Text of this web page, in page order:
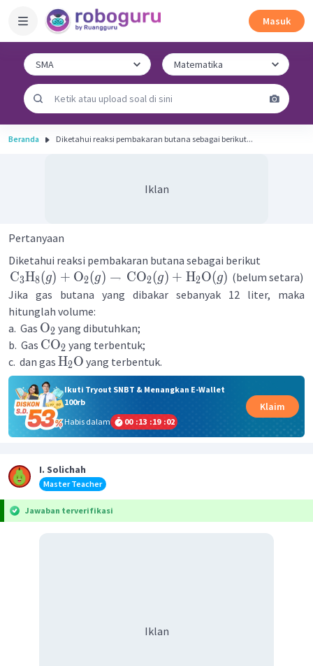
Masuk
Beranda Diketahui reaksi pembakaran butana sebagai berikut...
Iklan
Pertanyaan
Diketahui reaksi pembakaran butana sebagai berikut
C3H8(g) + O2(g) → CO2(g) + H2O(g) (belum setara)
Jika gas butana yang dibakar sebanyak 12 liter, maka
hitunglah volume:
a. Gas O2 yang dibutuhkan;
b. Gas CO2 yang terbentuk;
c. dan gas H2O yang terbentuk.
Ikuti Tryout SNBT & Menangkan E-Wallet
100rb
Habis dalam
00 :13 :19 :02
Klaim
I. Solichah
Master Teacher
Jawaban terverifikasi
Iklan